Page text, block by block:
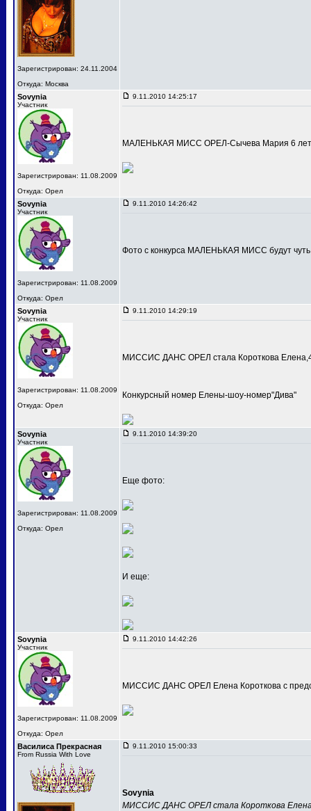
Зарегистрирован: 24.11.2004
Откуда: Москва
Sovynia
Участник
Зарегистрирован: 11.08.2009
Откуда: Орел
9.11.2010 14:25:17
МАЛЕНЬКАЯ МИСС ОРЕЛ-Сычева Мария 6
Sovynia
Участник
Зарегистрирован: 11.08.2009
Откуда: Орел
9.11.2010 14:26:42
Фото с конкурса МАЛЕНЬКАЯ МИСС будут
Sovynia
Участник
Зарегистрирован: 11.08.2009
Откуда: Орел
9.11.2010 14:29:19
МИССИС ДАНС ОРЕЛ стала Короткова
Конкурсный номер Елены-шоу-номер"Дива"
Sovynia
Участник
Зарегистрирован: 11.08.2009
Откуда: Орел
9.11.2010 14:39:20
Еще фото:
И еще:
Sovynia
Участник
Зарегистрирован: 11.08.2009
Откуда: Орел
9.11.2010 14:42:26
МИССИС ДАНС ОРЕЛ Елена Короткова с
Василиса Прекрасная
From Russia With Love
9.11.2010 15:00:33
Sovynia
МИССИС ДАНС ОРЕЛ стала Короткова